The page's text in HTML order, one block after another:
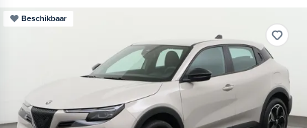
Beschikbaar